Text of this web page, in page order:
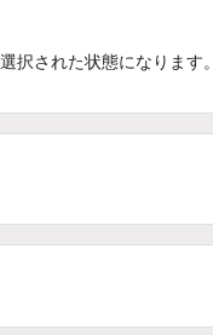
択された状態になります。